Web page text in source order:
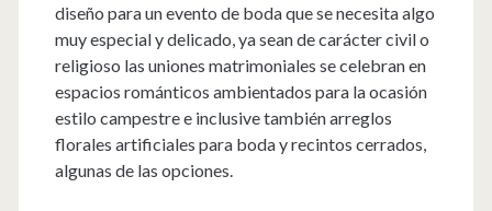
diseño para un evento de boda que se necesita algo
muy especial y delicado, ya sean de carácter civil o
religioso las uniones matrimoniales se celebran en
espacios románticos ambientados para la ocasión
estilo campestre e inclusive también arreglos
florales artificiales para boda y recintos cerrados,
algunas de las opciones.